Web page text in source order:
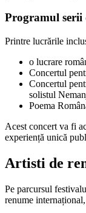
Programul serii
Printre lucrările
o lucrare
Concertul
Concertul
solistul
Poema
Acest concert va fi
experiență unică
Artisti de
Pe parcursul
renume